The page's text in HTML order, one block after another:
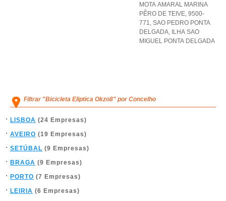
MOTA AMARAL MARINA
PÊRO DE TEIVE, 9500-
771, SAO PEDRO PONTA
DELGADA, ILHA SAO
MIGUEL PONTA DELGADA
Filtrar "Bicicleta Eliptica Okzo8" por Concelho
LISBOA (24 Empresas)
AVEIRO (19 Empresas)
SETÚBAL (9 Empresas)
BRAGA (9 Empresas)
PORTO (7 Empresas)
LEIRIA (6 Empresas)